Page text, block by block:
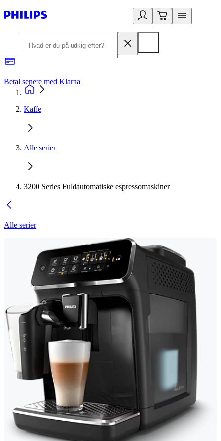
Betal senere med Klarna
Kaffe
Alle serier
3200 Series Fuldautomatiske espressomaskiner
Alle serier